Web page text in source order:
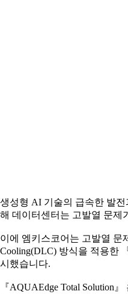
생성형 AI 기술의 급속한 발
해 데이터센터는 고발열 문제
이에 엠키스코어는 고발열 문
Cooling(DLC) 방식을 적용한
시했습니다.
『AQUAEdge Total Solution